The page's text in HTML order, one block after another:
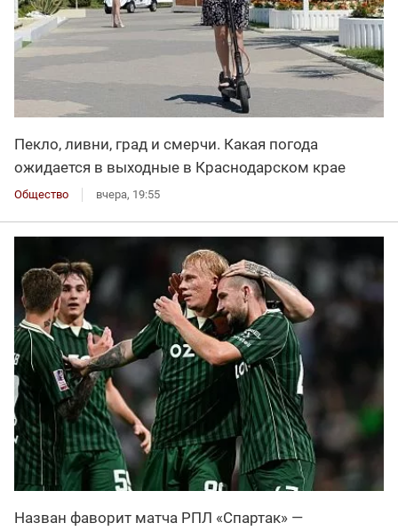
Пекло, ливни, град и смерчи. Какая погода
ожидается в выходные в Краснодарском крае
Общество вчера, 19:55
Назван фаворит матча РПЛ «Спартак» —